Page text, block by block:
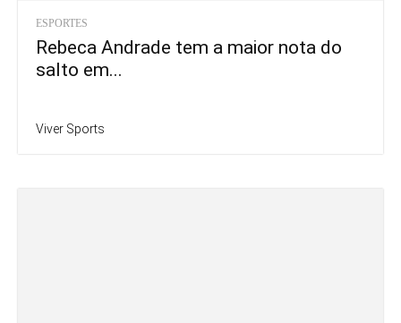
ESPORTES
Rebeca Andrade tem a maior nota do
salto em...
Viver Sports